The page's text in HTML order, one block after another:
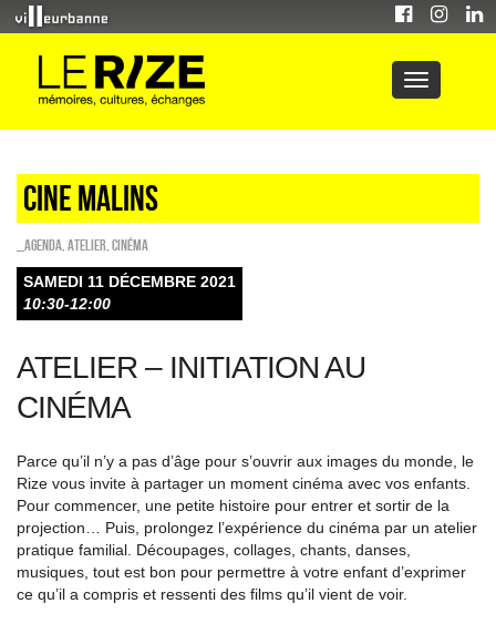
CINE MALINS
_Agenda Atelier Cinéma
SAMEDI 11 DÉCEMBRE 2021
10:30-12:00
ATELIER – INITIATION AU
CINÉMA
Parce qu’il n’y a pas d’âge pour s’ouvrir aux images du monde, le
Rize vous invite à partager un moment cinéma avec vos enfants.
Pour commencer, une petite histoire pour entrer et sortir de la
projection… Puis, prolongez l’expérience du cinéma par un atelier
pratique familial. Découpages, collages, chants, danses,
musiques, tout est bon pour permettre à votre enfant d’exprimer
ce qu’il a compris et ressenti des films qu’il vient de voir.